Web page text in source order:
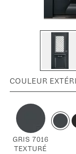
COULEUR
GRIS 7016
TEXTURÉ